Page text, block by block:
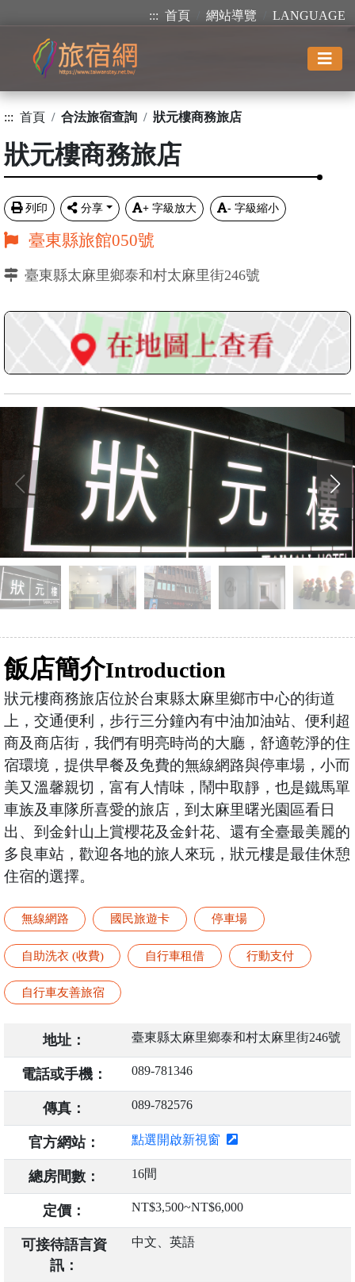
::: 首頁 網站導覽 LANGUAGE
::: 首頁 合法旅宿查詢 狀元樓商務旅店
狀元樓商務旅店
列印 分享 + 字級放大 - 字級縮小
臺東縣旅館050號
臺東縣太麻里鄉泰和村太麻里街246號
飯店簡介Introduction
狀元樓商務旅店位於台東縣太麻里鄉市中心的街道
上，交通便利，步行三分鐘內有中油加油站、便利超
商及商店街，我們有明亮時尚的大廳，舒適乾淨的住
宿環境，提供早餐及免費的無線網路與停車場，小而
美又溫馨親切，富有人情味，鬧中取靜，也是鐵馬單
車族及車隊所喜愛的旅店，到太麻里曙光園區看日
出、到金針山上賞櫻花及金針花、還有全臺最美麗的
多良車站，歡迎各地的旅人來玩，狀元樓是最佳休憩
住宿的選擇。
無線網路 國民旅遊卡 停車場
自助洗衣 (收費) 自行車租借 行動支付
自行車友善旅宿
地址： 臺東縣太麻里鄉泰和村太麻里街246號
電話或手機： 089-781346
傳真： 089-782576
官方網站： 點選開啟新視窗
總房間數： 16間
定價： NT$3,500~NT$6,000
可接待語言資
訊：
中文、英語